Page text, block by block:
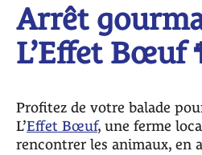
Arrêt
L’Effet Bœuf
Profitez de votre balade
L’Effet Bœuf, une ferme
rencontrer les animaux, en